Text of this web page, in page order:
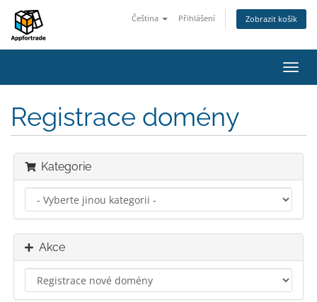
Čeština Přihlášení Zobrazit košík
Registrace domény
Kategorie
Akce